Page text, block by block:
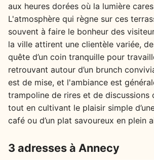
aux heures dorées où la lumière
L'atmosphère qui règne sur ces
souvent à faire le bonheur des
la ville attirent une clientèle variée,
quête d’un coin tranquille pour
retrouvant autour d’un brunch
est de mise, et l'ambiance est
trampoline de rires et de discussions
tout en cultivant le plaisir simple
café ou d’un plat savoureux en plein
3 adresses à Annecy